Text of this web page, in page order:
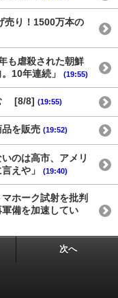
売り！1500万本の
も虐殺された朝鮮
10年連続」
(19:55)
[8/8] (19:55)
品を販売 (19:52)
のは高市、アメリ
えや」
(19:40)
マホーク試射を批判
軍備を加速してい
次へ